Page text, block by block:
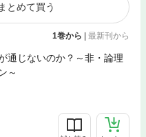
とめて買う
1巻から 最新刊から
通じないのか？～非・論理
～